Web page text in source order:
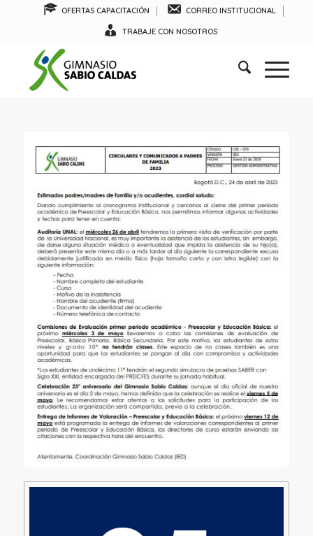
OFERTAS CAPACITACIÓN CORREO INSTITUCIONAL
TRABAJE CON NOSOTROS